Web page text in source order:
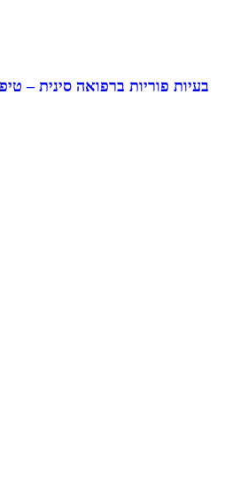
בעיות פוריות ברפואה סינית –